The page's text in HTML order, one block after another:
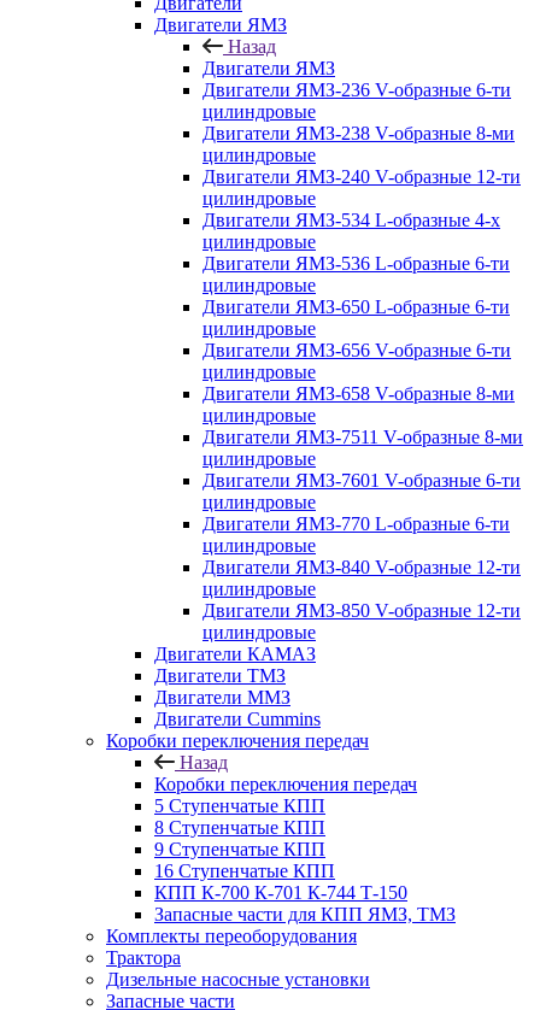
Двигатели ЯМЗ
Назад
Двигатели ЯМЗ
Двигатели ЯМЗ-236 V-образные 6-ти
цилиндровые
Двигатели ЯМЗ-238 V-образные 8-ми
цилиндровые
Двигатели ЯМЗ-240 V-образные 12-ти
цилиндровые
Двигатели ЯМЗ-534 L-образные 4-х
цилиндровые
Двигатели ЯМЗ-536 L-образные 6-ти
цилиндровые
Двигатели ЯМЗ-650 L-образные 6-ти
цилиндровые
Двигатели ЯМЗ-656 V-образные 6-ти
цилиндровые
Двигатели ЯМЗ-658 V-образные 8-ми
цилиндровые
Двигатели ЯМЗ-7511 V-образные 8-ми
цилиндровые
Двигатели ЯМЗ-7601 V-образные 6-ти
цилиндровые
Двигатели ЯМЗ-770 L-образные 6-ти
цилиндровые
Двигатели ЯМЗ-840 V-образные 12-ти
цилиндровые
Двигатели ЯМЗ-850 V-образные 12-ти
цилиндровые
Двигатели КАМАЗ
Двигатели ТМЗ
Двигатели ММЗ
Двигатели Cummins
Коробки переключения передач
Назад
Коробки переключения передач
5 Ступенчатые КПП
8 Ступенчатые КПП
9 Ступенчатые КПП
16 Ступенчатые КПП
КПП К-700 К-701 К-744 Т-150
Запасные части для КПП ЯМЗ, ТМЗ
Комплекты переоборудования
Трактора
Дизельные насосные установки
Запасные части